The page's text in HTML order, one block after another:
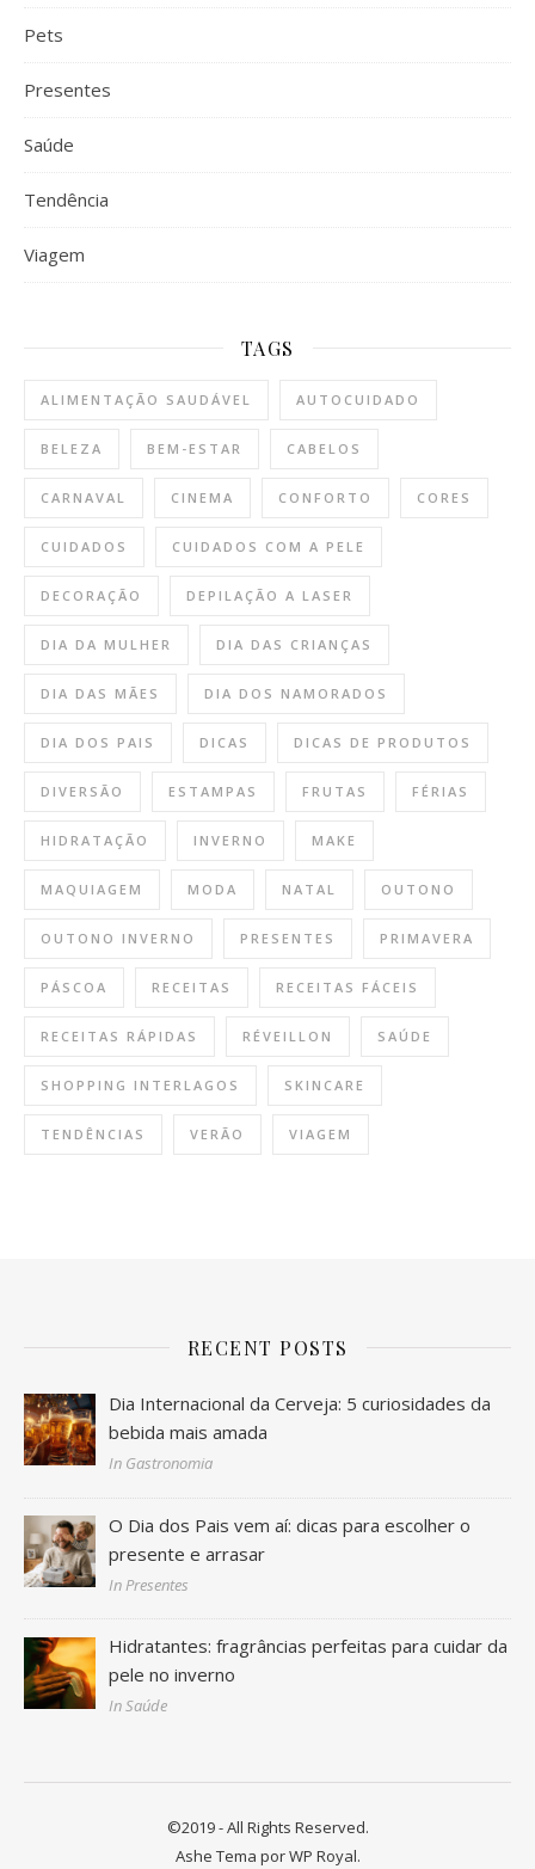
Pets
Presentes
Saúde
Tendência
Viagem
TAGS
ALIMENTAÇÃO SAUDÁVEL AUTOCUIDADO
BELEZA BEM-ESTAR CABELOS
CARNAVAL CINEMA CONFORTO CORES
CUIDADOS CUIDADOS COM A PELE
DECORAÇÃO DEPILAÇÃO A LASER
DIA DA MULHER DIA DAS CRIANÇAS
DIA DAS MÃES DIA DOS NAMORADOS
DIA DOS PAIS DICAS DICAS DE PRODUTOS
DIVERSÃO ESTAMPAS FRUTAS FÉRIAS
HIDRATAÇÃO INVERNO MAKE
MAQUIAGEM MODA NATAL OUTONO
OUTONO INVERNO PRESENTES PRIMAVERA
PÁSCOA RECEITAS RECEITAS FÁCEIS
RECEITAS RÁPIDAS RÉVEILLON SAÚDE
SHOPPING INTERLAGOS SKINCARE
TENDÊNCIAS VERÃO VIAGEM
RECENT POSTS
Dia Internacional da Cerveja: 5 curiosidades da
bebida mais amada
In Gastronomia
O Dia dos Pais vem aí: dicas para escolher o
presente e arrasar
In Presentes
Hidratantes: fragrâncias perfeitas para cuidar da
pele no inverno
In Saúde
©2019 - All Rights Reserved.
Ashe Tema porWP Royal.